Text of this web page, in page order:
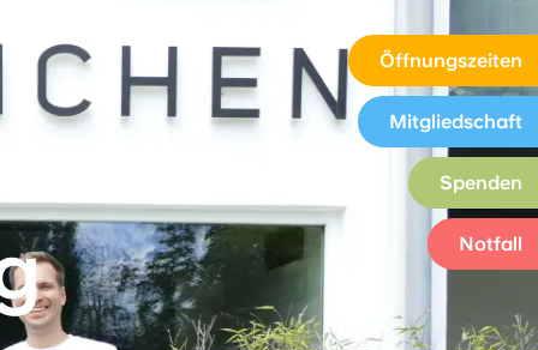
Öffnungszeiten
Mitgliedschaft
Spenden
Notfall